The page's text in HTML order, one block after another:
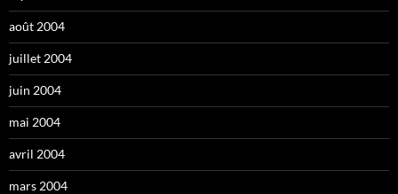
août 2004
juillet 2004
juin 2004
mai 2004
avril 2004
mars 2004